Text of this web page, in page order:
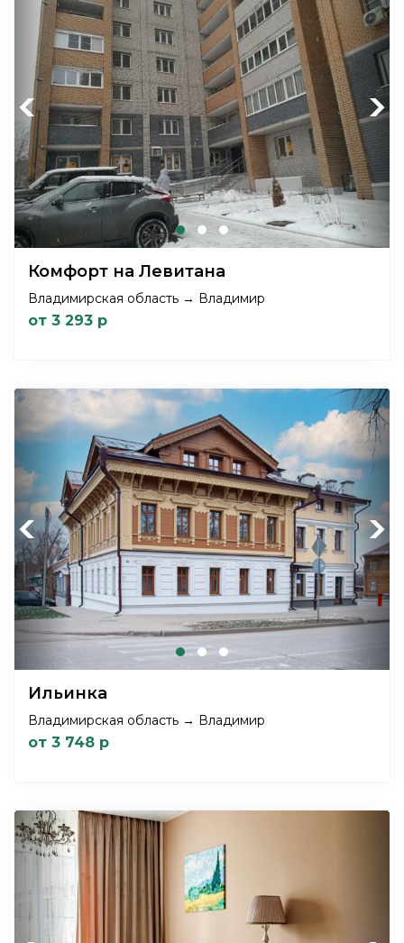
Previous Next
Комфорт на Левитана
Владимирская область → Владимир
от 3 293 р
Previous Next
Ильинка
Владимирская область → Владимир
от 3 748 р